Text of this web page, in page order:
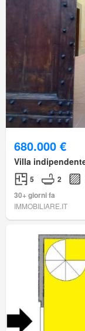
680.000 €
Villa
5 2
30+ giorni fa
IMMOBILIARE.IT